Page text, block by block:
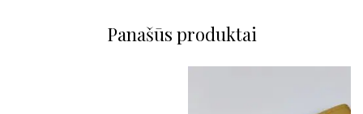
Panašūs produktai